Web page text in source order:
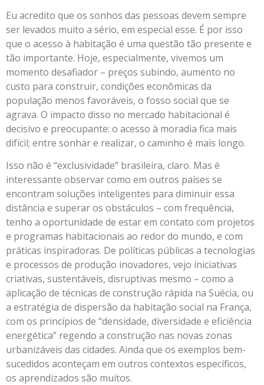
Eu acredito que os sonhos das pessoas devem sempre
ser levados muito a sério, em especial esse. É por isso
que o acesso à habitação é uma questão tão presente e
tão importante. Hoje, especialmente, vivemos um
momento desafiador – preços subindo, aumento no
custo para construir, condições econômicas da
população menos favoráveis, o fosso social que se
agrava. O impacto disso no mercado habitacional é
decisivo e preocupante: o acesso à moradia fica mais
difícil; entre sonhar e realizar, o caminho é mais longo.
Isso não é “exclusividade” brasileira, claro. Mas é
interessante observar como em outros países se
encontram soluções inteligentes para diminuir essa
distância e superar os obstáculos – com frequência,
tenho a oportunidade de estar em contato com projetos
e programas habitacionais ao redor do mundo, e com
práticas inspiradoras. De políticas públicas a tecnologias
e processos de produção inovadores, vejo iniciativas
criativas, sustentáveis, disruptivas mesmo – como a
aplicação de técnicas de construção rápida na Suécia, ou
a estratégia de dispersão da habitação social na França,
com os princípios de “densidade, diversidade e eficiência
energética” regendo a construção nas novas zonas
urbanizáveis das cidades. Ainda que os exemplos bem-
sucedidos aconteçam em outros contextos específicos,
os aprendizados são muitos.